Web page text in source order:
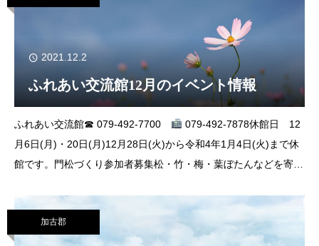
2021.12.2
ふれあい交流館12月のイベント情報
ふれあい交流館☎ 079-492-7700
079-492-7878休館日 12
月6日(月)・20日(月)12月28日(火)から令和4年1月4日(火)まで休
館です。門松づくり参加者募集松・竹・梅・葉ぼたんなどを寄せ
加古郡